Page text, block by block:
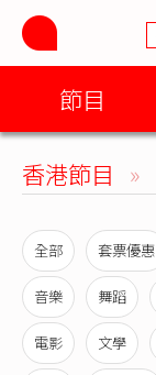
節目
香港節目 »
全部 套票優惠
音樂 舞蹈
電影 文學